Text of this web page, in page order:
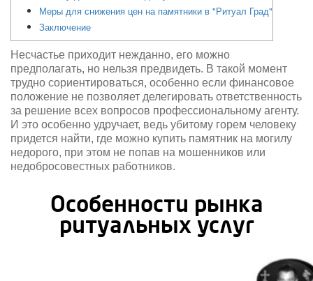
Меры для снижения цен на памятники в "Ритуал Град"
Заключение
Несчастье приходит нежданно, его можно
предполагать, но нельзя предвидеть. В такой момент
трудно сориентироваться, особенно если финансовое
положение не позволяет делегировать ответственность
за решение всех вопросов профессиональному агенту.
И это особенно удручает, ведь убитому горем человеку
придется найти, где можно купить памятник на могилу
недорого, при этом не попав на мошенников или
недобросовестных работников.
Особенности рынка
ритуальных услуг